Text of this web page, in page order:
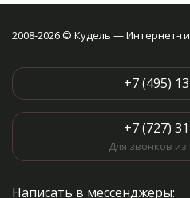
2008-2026 © Кудель — Интернет-
+7 (495)
+7 (727)
Для звонков из
Написать в мессенджеры: